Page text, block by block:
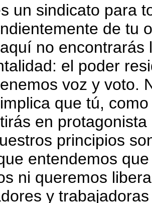
un sindicato para
de tu
no
el poder
voz y voto.
que tú,
en
principios
entendemos
ni queremos
y